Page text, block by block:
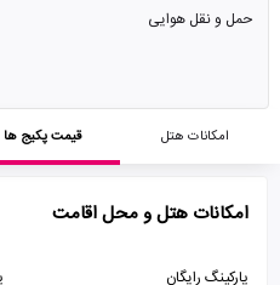
حمل و نقل هوایی
امکانات هتل قیمت پکیج ها
امکانات هتل و محل اقامت
پارکینگ رایگان